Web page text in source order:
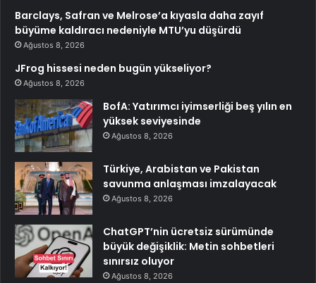
Barclays, Safran ve Melrose’a kıyasla daha zayıf
büyüme kaldıracı nedeniyle MTU’yu düşürdü
Ağustos 8, 2026
JFrog hissesi neden bugün yükseliyor?
Ağustos 8, 2026
BofA: Yatırımcı iyimserliği beş yılın en
yüksek seviyesinde
Ağustos 8, 2026
Türkiye, Arabistan ve Pakistan
savunma anlaşması imzalayacak
Ağustos 8, 2026
ChatGPT’nin ücretsiz sürümünde
büyük değişiklik: Metin sohbetleri
sınırsız oluyor
Ağustos 8, 2026